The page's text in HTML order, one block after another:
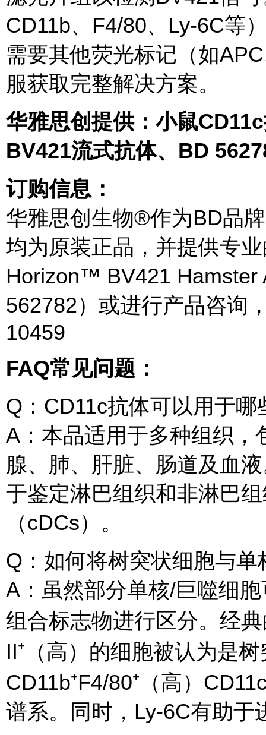
CD11b、F4/80、Ly-6C等
需要其他荧光标记（如
服获取完整解决方案。
华雅思创提供：小鼠
BV421流式抗体、BD
订购信息：
华雅思创生物®作为BD品
均为原装正品，并提供专
Horizon™ BV421 Hamster
562782）或进行产品咨询
10459
FAQ常见问题：
Q：CD11c抗体可以用于
A：本品适用于多种组织，
腺、肺、肝脏、肠道及血
于鉴定淋巴组织和非淋巴
（cDCs）。
Q：如何将树突状细胞与
A：虽然部分单核/巨噬细
组合标志物进行区分。经
II⁺（高）的细胞被认为是
CD11b⁺F4/80⁺（高）
谱系。同时，Ly-6C有助于